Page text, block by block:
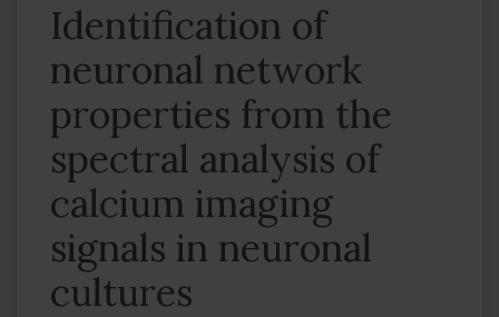
Identification of
neuronal network
properties from the
spectral analysis of
calcium imaging
signals in neuronal
cultures